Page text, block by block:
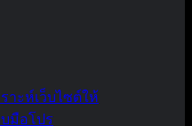
าะห์เว็บไซต์ให้
มือโปร